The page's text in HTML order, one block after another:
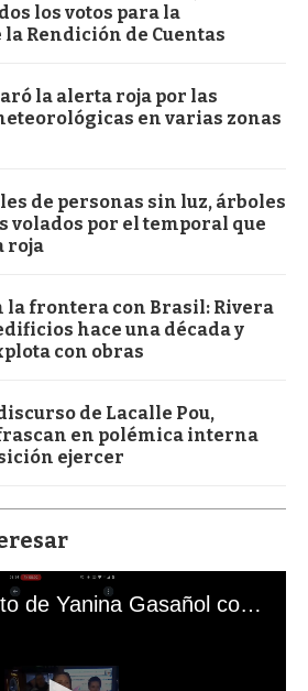
los votos para la
Rendición de Cuentas
la alerta roja por las
en varias zonas
de personas sin luz, árboles
volados por el temporal que
roja
la frontera con Brasil: Rivera
hace una década y
con obras
de Lacalle Pou,
en polémica interna
ejercer
El mal momento de Yanina Gasañol con un hincha argentino en "Subrayado"